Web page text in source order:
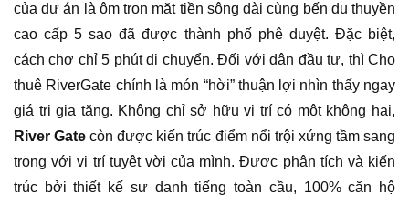
của dự án là ôm trọn mặt tiền sông dài cùng bến du thuyền
cao cấp 5 sao đã được thành phố phê duyệt. Đặc biệt,
cách chợ chỉ 5 phút di chuyển. Đối với dân đầu tư, thì Cho
thuê RiverGate chính là món “hời” thuận lợi nhìn thấy ngay
giá trị gia tăng. Không chỉ sở hữu vị trí có một không hai,
River Gate còn được kiến trúc điểm nổi trội xứng tầm sang
trọng với vị trí tuyệt vời của mình. Được phân tích và kiến
trúc bởi thiết kế sư danh tiếng toàn cầu, 100% căn hộ